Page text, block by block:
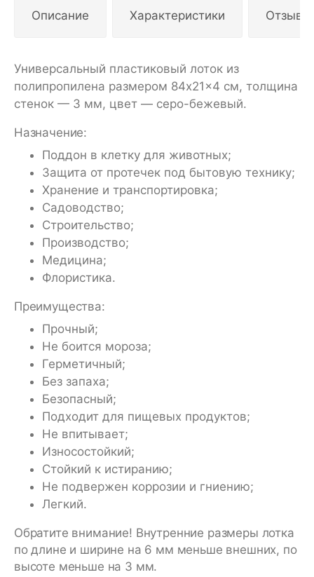
Описание Характеристики
Универсальный пластиковый лоток из
полипропилена размером 84x21x4 см, толщина
стенок — 3 мм, цвет — серо-бежевый.
Назначение:
Поддон в клетку для животных;
Защита от протечек под бытовую технику;
Хранение и транспортировка;
Садоводство;
Строительство;
Производство;
Медицина;
Флористика.
Преимущества:
Прочный;
Не боится мороза;
Герметичный;
Без запаха;
Безопасный;
Подходит для пищевых продуктов;
Не впитывает;
Износостойкий;
Стойкий к истиранию;
Не подвержен коррозии и гниению;
Легкий.
Обратите внимание! Внутренние размеры лотка
по длине и ширине на 6 мм меньше внешних, по
высоте меньше на 3 мм.